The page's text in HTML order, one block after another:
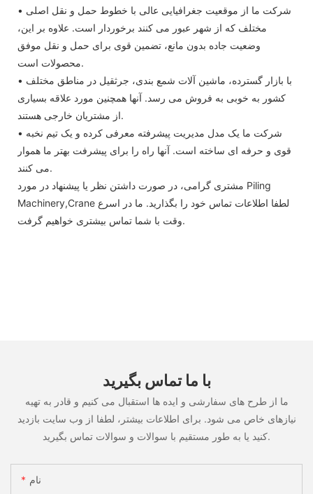
• شرکت ما از موقعیت جغرافیایی عالی با خطوط حمل و نقل اصلی
مختلف که از شهر عبور می کنند برخوردار است. علاوه بر این،
وضعیت جاده بدون مانع، تضمین قوی برای حمل و نقل موفق
محصولات است.
• با بازار گسترده، ماشین آلات شمع بندی، جرثقیل در مناطق مختلف
کشور به خوبی به فروش می رسد. آنها همچنین مورد علاقه بسیاری
از مشتریان خارجی هستند.
• شرکت ما یک مدل مدیریت پیشرفته معرفی کرده و یک تیم نخبه
قوی و حرفه ای ساخته است. آنها راه را برای پیشرفت بهتر ما هموار
می کنند.
مشتری گرامی، در صورت داشتن نظر یا پیشنهاد در مورد Piling
Machinery,Crane لطفا اطلاعات تماس خود را بگذارید. ما در اسرع
وقت با شما تماس بیشتری خواهیم گرفت.
با ما تماس بگیرید
ما از طرح های سفارشی و ایده ها استقبال می کنیم و قادر به تهیه
نیازهای خاص می شود. برای اطلاعات بیشتر، لطفا از وب سایت بازدید
کنید یا به طور مستقیم با سوالات و سوالات تماس بگیرید.
نام